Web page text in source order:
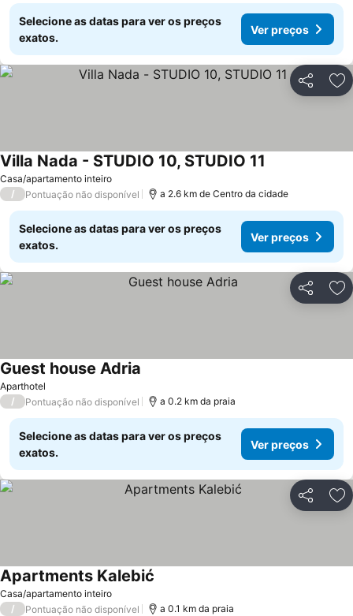
Selecione as datas para ver os preços
exatos.
Ver preços
Partilhar
Casa/apartamento inteiro
Villa Nada - STUDIO 10, STUDIO 11
/ Pontuação não disponível a 2.6 km de Centro da cidade
Selecione as datas para ver os preços
exatos.
Ver preços
Partilhar
Aparthotel
Guest house Adria
/ Pontuação não disponível a 0.2 km da praia
Selecione as datas para ver os preços
exatos.
Ver preços
Partilhar
Casa/apartamento inteiro
Apartments Kalebić
/ Pontuação não disponível a 0.1 km da praia